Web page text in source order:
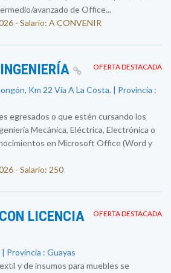
avanzado de Office...
- Salario: A CONVENIR
OFERTA DESTACADA
Km 22 Vía A La Costa. | Provincia :
egresados o que estén cursando los
Mecánica, Eléctrica, Electrónica o
en Microsoft Office (Word y
- Salario: 250
OFERTA DESTACADA
LICENCIA
Provincia : Guayas
y de insumos para muebles se